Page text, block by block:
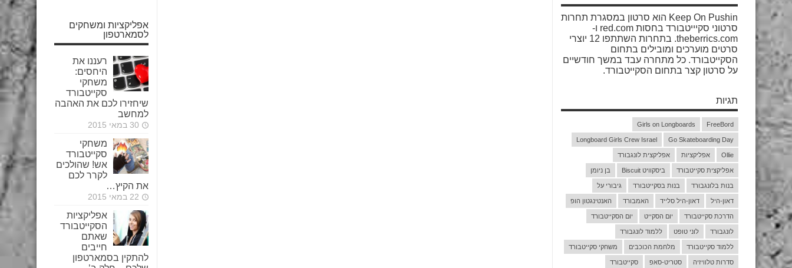
אפליקציות ומשחקים
לסמארטפון
רעננו את
היחסים:
משחקי
סקייטבורד
שיחזירו לכם את האהבה
למחשב
30 במאי 2015
משחקי
סקייטבורד
אש! שהולכים
לקרר לכם
את הקיץ…
22 במאי 2015
אפליקציות
הסקייטבורד
שאתם
חייבים
להתקין בסמארטפון
Keep On Pushin הוא סרטון במסגרת תחרות
סרטוני סקיייטבורד בחסות red.com ו-
theberrics.com. בתחרות השתתפו 12 יוצרי
סרטים מוערכים ומובילים בתחום
הסקייטבורד. כל מתחרה עבד במשך חודשיים
על סרטון קצר בתחום הסקייטבורד.
תגיות
FreeBord
Girls on Longboards
Go Skateboarding Day
Longboard Girls Crew Israel
Ollie אפליקציות אפליקצית לונגבורד
אפליקצית סקייטבורד ביסקוויט Biscuit בן ניומן
בנות בלונגבורד בנות בסקייטבורד גיבורי על
דאון-היל דאון-היל סלייד האמבורד האנטינגטון הופ
הדרכת סקייטבורד יום הסקייט יום הסקייטבורד
לונגבורד לוני טופט ללמוד לונגבורד
ללמוד סקייטבורד מלחמת הכוכבים משחקי סקייטבורד
סדרות טלוויזיה סטריט-סאפ סקייטבורד